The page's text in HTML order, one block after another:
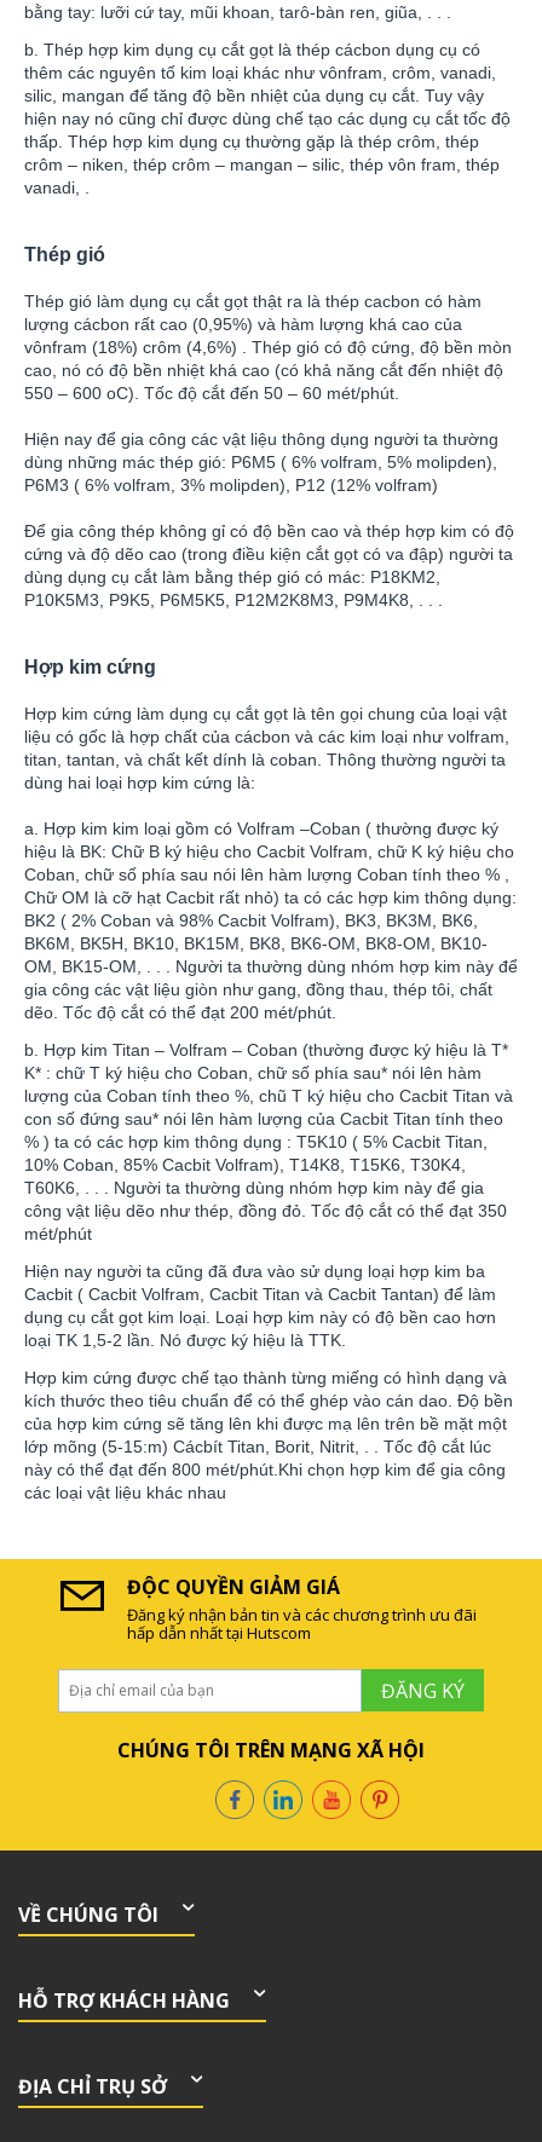
bằng tay: lưỡi cứ tay, mũi khoan, tarô-bàn ren, giũa, . . .
b. Thép hợp kim dụng cụ cắt gọt là thép cácbon dụng cụ có
thêm các nguyên tố kim loại khác như vônfram, crôm, vanadi,
silic, mangan để tăng độ bền nhiệt của dụng cụ cắt. Tuy vậy
hiện nay nó cũng chỉ được dùng chế tạo các dụng cụ cắt tốc độ
thấp. Thép hợp kim dụng cụ thường gặp là thép crôm, thép
crôm – niken, thép crôm – mangan – silic, thép vôn fram, thép
vanadi, .
Thép gió
Thép gió làm dụng cụ cắt gọt thật ra là thép cacbon có hàm
lượng cácbon rất cao (0,95%) và hàm lượng khá cao của
vônfram (18%) crôm (4,6%) . Thép gió có độ cứng, độ bền mòn
cao, nó có độ bền nhiệt khá cao (có khả năng cắt đến nhiệt độ
550 – 600 oC). Tốc độ cắt đến 50 – 60 mét/phút.
Hiện nay để gia công các vật liệu thông dụng người ta thường
dùng những mác thép gió: P6M5 ( 6% volfram, 5% molipden),
P6M3 ( 6% volfram, 3% molipden), P12 (12% volfram)
Để gia công thép không gỉ có độ bền cao và thép hợp kim có độ
cứng và độ dẽo cao (trong điều kiện cắt gọt có va đập) người ta
dùng dụng cụ cắt làm bằng thép gió có mác: P18KM2,
P10K5M3, P9K5, P6M5K5, P12M2K8M3, P9M4K8, . . .
Hợp kim cứng
Hợp kim cứng làm dụng cụ cắt gọt là tên gọi chung của loại vật
liệu có gốc là hợp chất của cácbon và các kim loại như volfram,
titan, tantan, và chất kết dính là coban. Thông thường người ta
dùng hai loại hợp kim cứng là:
a. Hợp kim kim loại gồm có Volfram –Coban ( thường được ký
hiệu là BK: Chữ B ký hiệu cho Cacbit Volfram, chữ K ký hiệu cho
Coban, chữ số phía sau nói lên hàm lượng Coban tính theo % ,
Chữ OM là cỡ hạt Cacbit rất nhỏ) ta có các hợp kim thông dụng:
BK2 ( 2% Coban và 98% Cacbit Volfram), BK3, BK3M, BK6,
BK6M, BK5H, BK10, BK15M, BK8, BK6-OM, BK8-OM, BK10-
OM, BK15-OM, . . . Người ta thường dùng nhóm hợp kim này để
gia công các vật liệu giòn như gang, đồng thau, thép tôi, chất
dẽo. Tốc độ cắt có thể đạt 200 mét/phút.
b. Hợp kim Titan – Volfram – Coban (thường được ký hiệu là T*
K* : chữ T ký hiệu cho Coban, chữ số phía sau* nói lên hàm
lượng của Coban tính theo %, chũ T ký hiệu cho Cacbit Titan và
con số đứng sau* nói lên hàm lượng của Cacbit Titan tính theo
% ) ta có các hợp kim thông dụng : T5K10 ( 5% Cacbit Titan,
10% Coban, 85% Cacbit Volfram), T14K8, T15K6, T30K4,
T60K6, . . . Người ta thường dùng nhóm hợp kim này để gia
công vật liệu dẽo như thép, đồng đỏ. Tốc độ cắt có thể đạt 350
mét/phút
Hiện nay người ta cũng đã đưa vào sử dụng loại hợp kim ba
Cacbit ( Cacbit Volfram, Cacbit Titan và Cacbit Tantan) để làm
dụng cụ cắt gọt kim loại. Loại hợp kim này có độ bền cao hơn
loại TK 1,5-2 lần. Nó được ký hiệu là TTK.
Hợp kim cứng được chế tạo thành từng miếng có hình dạng và
kích thước theo tiêu chuẩn để có thể ghép vào cán dao. Độ bền
của hợp kim cứng sẽ tăng lên khi được mạ lên trên bề mặt một
lớp mõng (5-15:m) Cácbít Titan, Borit, Nitrit, . . Tốc độ cắt lúc
này có thể đạt đến 800 mét/phút.Khi chọn hợp kim để gia công
các loại vật liệu khác nhau
ĐỘC QUYỀN GIẢM GIÁ
Đăng ký nhận bản tin và các chương trình ưu đãi
hấp dẫn nhất tại Hutscom
ĐĂNG KÝ
CHÚNG TÔI TRÊN MẠNG XÃ HỘI
VỀ CHÚNG TÔI
HỖ TRỢ KHÁCH HÀNG
ĐỊA CHỈ TRỤ SỞ